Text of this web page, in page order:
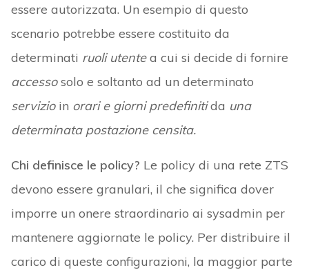
essere autorizzata. Un esempio di questo
scenario potrebbe essere costituito da
determinati ruoli utentea cui si decide di fornire
accessosolo e soltanto ad un determinato
servizioin orari e giorni predefinitida una
determinata postazione censita.
Chi definisce le policy? Le policy di una rete ZTS
devono essere granulari, il che significa dover
imporre un onere straordinario ai sysadmin per
mantenere aggiornate le policy. Per distribuire il
carico di queste configurazioni, la maggior parte